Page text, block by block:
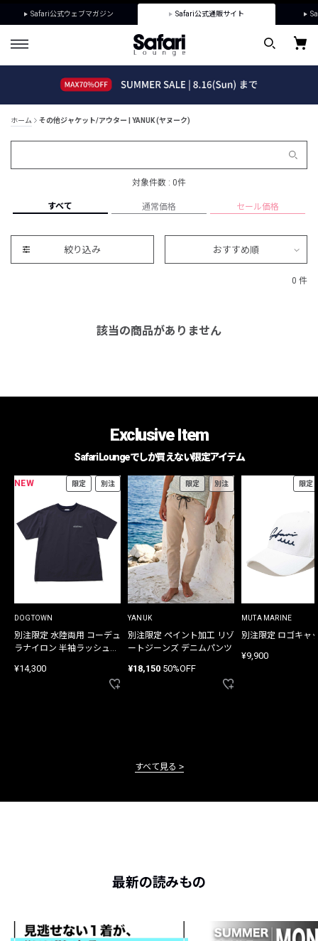
Safari公式ウェブマガジン Safari公式通販サイト
ホーム その他ジャケット/アウター | YANUK (ヤヌーク)
対象件数 : 0件
すべて 通常価格 セール価格
絞り込み おすすめ順
0 件
該当の商品がありません
Exclusive Item
Safari Loungeでしか買えない限定アイテム
NEW 限定 別注
DOGTOWN
別注限定 水陸両用 コーデュ
ラナイロン 半袖ラッシュガ
¥14,300
限定 別注
YANUK
別注限定 ペイント加工 リゾ
ートジーンズ デニムパンツ
¥18,150 50%OFF
限定
MUTA MARINE
別注限定 ロゴキャ
¥9,900
すべて見る
最新の読みもの